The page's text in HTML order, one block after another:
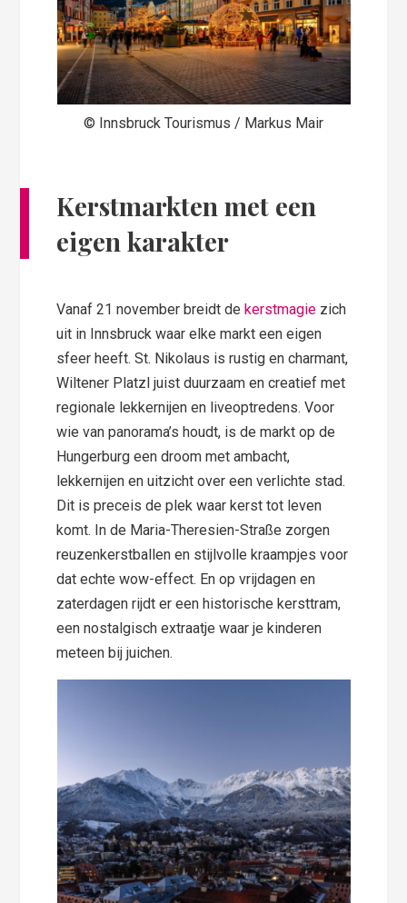
© Innsbruck Tourismus / Markus Mair
Kerstmarkten met een
eigen karakter
Vanaf 21 november breidt de kerstmagie zich
uit in Innsbruck waar elke markt een eigen
sfeer heeft. St. Nikolaus is rustig en charmant,
Wiltener Platzl juist duurzaam en creatief met
regionale lekkernijen en liveoptredens. Voor
wie van panorama’s houdt, is de markt op de
Hungerburg een droom met ambacht,
lekkernijen en uitzicht over een verlichte stad.
Dit is preceis de plek waar kerst tot leven
komt. In de Maria-Theresien-Straße zorgen
reuzenkerstballen en stijlvolle kraampjes voor
dat echte wow-effect. En op vrijdagen en
zaterdagen rijdt er een historische kersttram,
een nostalgisch extraatje waar je kinderen
meteen bij juichen.